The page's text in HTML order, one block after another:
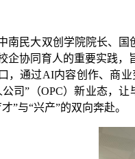
南民大双创 学院院长、国
企协同育人的重要实践，
，通过AI内容创作、商
公司”（OPC）新业态，
”与“兴产”的双向奔赴。